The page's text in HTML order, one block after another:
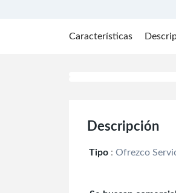
Características
Descripción
Tipo : Ofrezco